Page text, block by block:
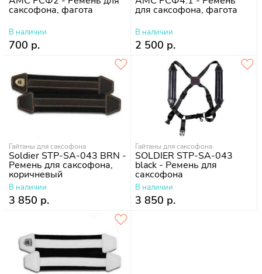
саксофона, фагота
В наличии
700 р.
для саксофона, фагота
В наличии
2 500 р.
Гайтаны для саксофона
Soldier STP-SA-043 BRN -
Ремень для саксофона,
коричневый
В наличии
3 850 р.
Гайтаны для саксофона
SOLDIER STP-SA-043
black - Ремень для
саксофона
В наличии
3 850 р.